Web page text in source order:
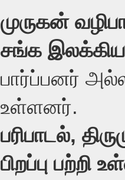
முருகன்
சங்க
பார்ப்பனர்
உள்ளனர்.
பரிபாடல்,
பிறப்பு